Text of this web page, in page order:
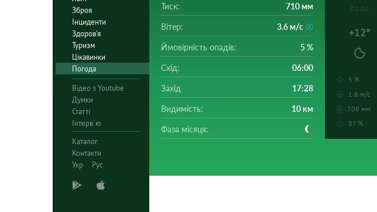
Зброя
Інциденти
Здоров'я
Туризм
Цікавинки
Погода
Відео з Youtube
Думки
Статті
Інтерв`ю
Каталог
Контакти
Укр
Рус
Тиск: 710 мм
Вітер: 3.6 м/с
Ймовірність опадів: 5 %
Схід: 06:00
Захід 17:28
Видимість: 10 км
Фаза місяця:
02:00
+12°
5 %
1.6 м/с
708 мм
87 %